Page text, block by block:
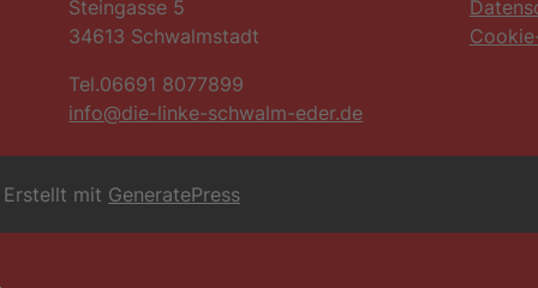
Steingasse 5
34613 Schwalmstadt
Tel.06691 8077899
info@die-linke-schwalm-eder.de
Erstellt mit GeneratePress